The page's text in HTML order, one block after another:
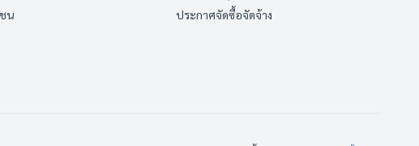
น
ประกาศจัดซื้อจัดจ้าง